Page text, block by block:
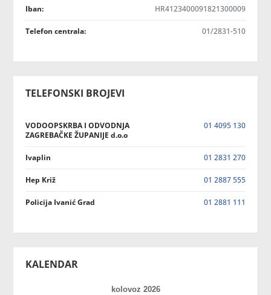
Iban: HR4123400091821300009
Telefon centrala: 01/2831-510
TELEFONSKI BROJEVI
VODOOPSKRBA I ODVODNJA
ZAGREBAČKE ŽUPANIJE d.o.o
01 4095 130
Ivaplin 01 2831 270
Hep Križ 01 2887 555
Policija Ivanić Grad 01 2881 111
KALENDAR
kolovoz 2026